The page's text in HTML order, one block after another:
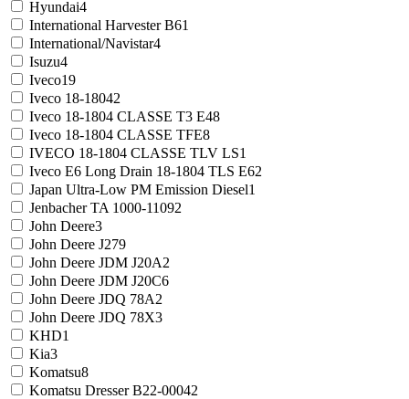
Hyundai4
International Harvester B61
International/Navistar4
Isuzu4
Iveco19
Iveco 18-18042
Iveco 18-1804 CLASSE T3 E48
Iveco 18-1804 CLASSE TFE8
IVECO 18-1804 CLASSE TLV LS1
Iveco E6 Long Drain 18-1804 TLS E62
Japan Ultra-Low PM Emission Diesel1
Jenbacher TA 1000-11092
John Deere3
John Deere J279
John Deere JDM J20A2
John Deere JDM J20C6
John Deere JDQ 78A2
John Deere JDQ 78X3
KHD1
Kia3
Komatsu8
Komatsu Dresser B22-00042